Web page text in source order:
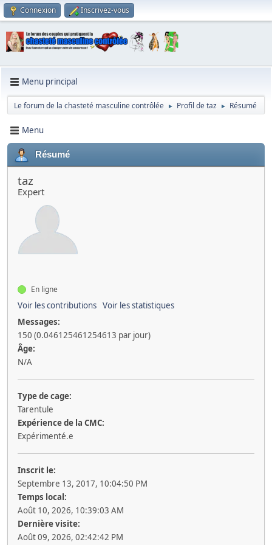
Connexion Inscrivez-vous
Menu principal
Le forum de la chasteté masculine contrôlée ► Profil de taz ► Résumé
Menu
Résumé
taz
Expert
En ligne
Voir les contributions Voir les statistiques
Messages:
150 (0.046125461254613 par jour)
Âge:
N/A
Type de cage:
Tarentule
Expérience de la CMC:
Expérimenté.e
Inscrit le:
Septembre 13, 2017, 10:04:50 PM
Temps local:
Août 10, 2026, 10:39:03 AM
Dernière visite:
Août 09, 2026, 02:42:42 PM